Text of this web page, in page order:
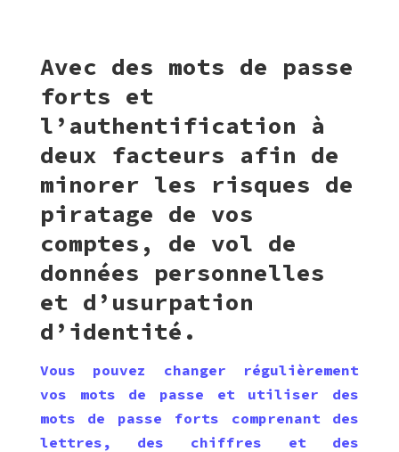
Avec des mots de passe
forts et
l’authentification à
deux facteurs afin de
minorer les risques de
piratage de vos
comptes, de vol de
données personnelles
et d’usurpation
d’identité.
Vous pouvez changer régulièrement
vos mots de passe et utiliser des
mots de passe forts comprenant des
lettres, des chiffres et des